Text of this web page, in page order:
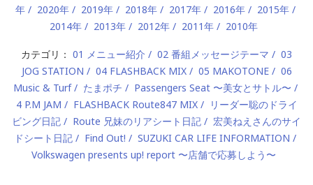
年
2020年 2019年 2018年 2017年 2016年
2015年
2014年
2013年 2012年 2011年 2010年
カテゴリ： 01 メニュー紹介 02 番組メッセージテーマ
03
JOG STATION
04 FLASHBACK MIX 05 MAKOTONE
06
Music & Turf
たまポチ
Passengers Seat 〜美女とサトル〜
4 P.M JAM
FLASHBACK Route847 MIX
リーダー聡のドライ
ビング日記
Route 兄妹のリアシート日記
宏美ねえさんのサイ
ドシート日記
Find Out!
SUZUKI CAR LIFE INFORMATION
Volkswagen presents up! report 〜店舗で応募しよう〜